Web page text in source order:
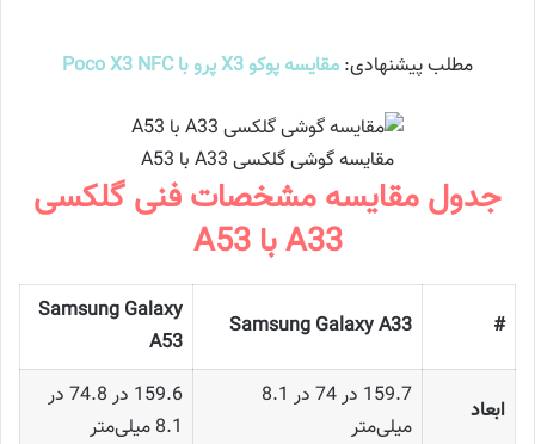
مطلب پیشنهادی: مقایسه پوکو X3 پرو با Poco X3 NFC
مقایسه گوشی گلکسی A33 با A53
جدول مقایسه مشخصات فنی گلکسی
A33 با A53
#
Samsung Galaxy A33
Samsung Galaxy
A53
ابعاد
159.7 در 74 در 8.1
میلی‌متر
159.6 در 74.8 در
8.1 میلی‌متر